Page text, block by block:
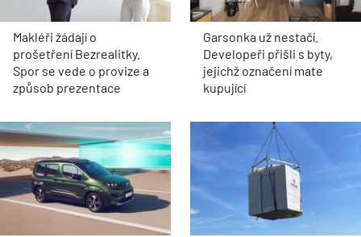
Makléři žádají o
prošetření Bezrealitky.
Spor se vede o provize a
způsob prezentace
Garsonka už nestačí.
Developeři přišli s byty,
jejichž označení mate
kupující